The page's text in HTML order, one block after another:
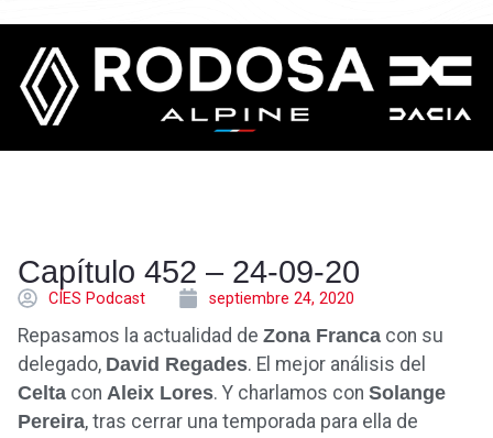
Capítulo 452 – 24-09-20
CÍES Podcast septiembre 24, 2020
Repasamos la actualidad de Zona Franca con su
delegado, David Regades. El mejor análisis del
Celta con Aleix Lores. Y charlamos con Solange
Pereira, tras cerrar una temporada para ella de